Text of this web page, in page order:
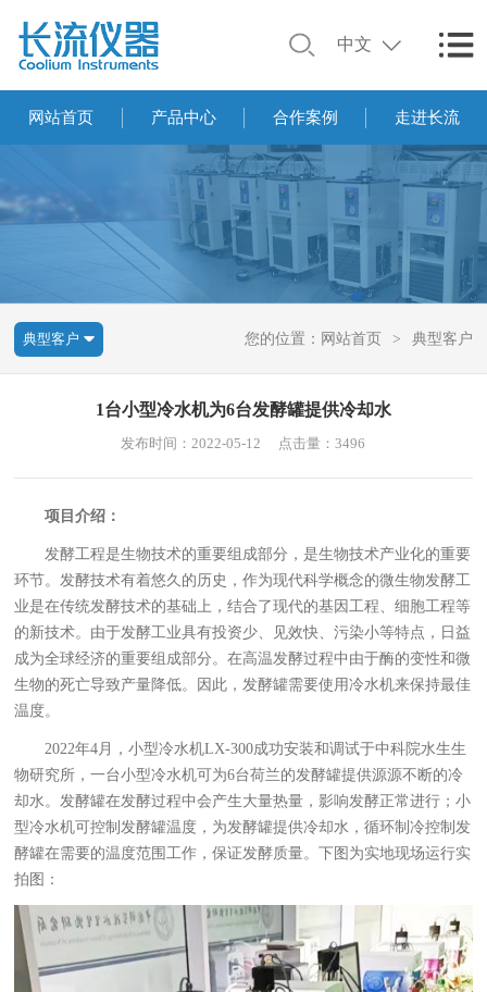
中文
网站首页 产品中心 合作案例 走进长流
典型客户 您的位置： 网站首页 > 典型客户
1台小型冷水机为6台发酵罐提供冷却水
发布时间：2022-05-12 点击量：3496
项目介绍：
发酵工程是生物技术的重要组成部分，是生物技术产业化的重要
环节。发酵技术有着悠久的历史，作为现代科学概念的微生物发酵工
业是在传统发酵技术的基础上，结合了现代的基因工程、细胞工程等
的新技术。由于发酵工业具有投资少、见效快、污染小等特点，日益
成为全球经济的重要组成部分。在高温发酵过程中由于酶的变性和微
生物的死亡导致产量降低。因此，发酵罐需要使用冷水机来保持最佳
温度。
2022年4月，小型冷水机LX-300成功安装和调试于中科院水生生
物研究所，一台小型冷水机可为6台荷兰的发酵罐提供源源不断的冷
却水。发酵罐在发酵过程中会产生大量热量，影响发酵正常进行；小
型冷水机可控制发酵罐温度，为发酵罐提供冷却水，循环制冷控制发
酵罐在需要的温度范围工作，保证发酵质量。下图为实地现场运行实
拍图：